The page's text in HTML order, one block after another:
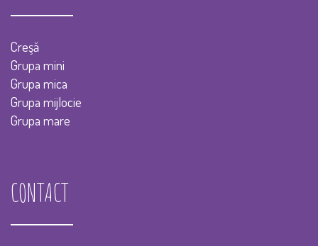
Creşă
Grupa mini
Grupa mica
Grupa mijlocie
Grupa mare
CONTACT